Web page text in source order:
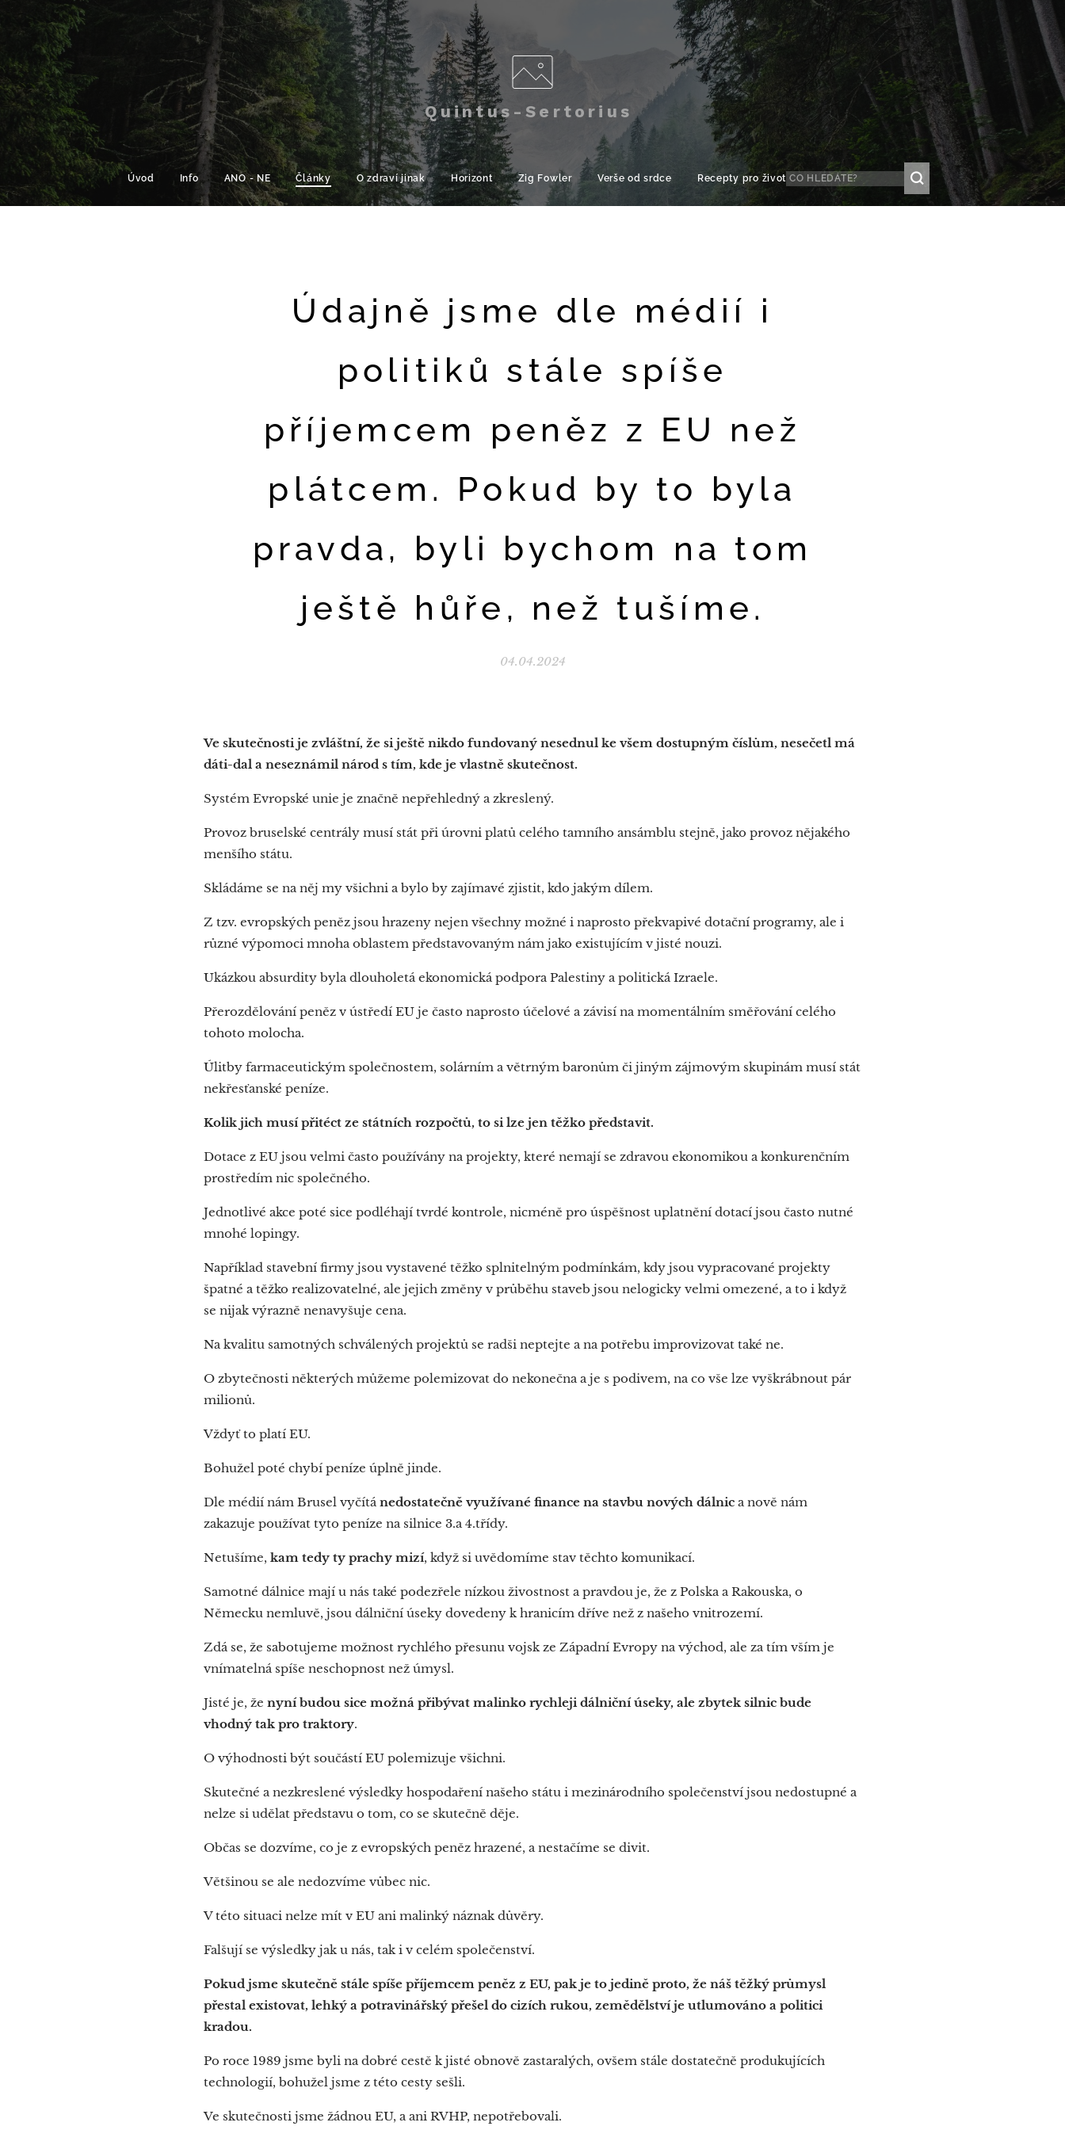
Quintus-Sertorius
Úvod Info ANO - NE Články O zdraví jinak Horizont Zig Fowler Verše od srdce Recepty pro život
Údajně jsme dle médií i
politiků stále spíše
příjemcem peněz z EU než
plátcem. Pokud by to byla
pravda, byli bychom na tom
ještě hůře, než tušíme.
04.04.2024
Ve skutečnosti je zvláštní, že si ještě nikdo fundovaný nesednul ke všem dostupným číslům, nesečetl má
dáti-dal a neseznámil národ s tím, kde je vlastně skutečnost.
Systém Evropské unie je značně nepřehledný a zkreslený.
Provoz bruselské centrály musí stát při úrovni platů celého tamního ansámblu stejně, jako provoz nějakého
menšího státu.
Skládáme se na něj my všichni a bylo by zajímavé zjistit, kdo jakým dílem.
Z tzv. evropských peněz jsou hrazeny nejen všechny možné i naprosto překvapivé dotační programy, ale i
různé výpomoci mnoha oblastem představovaným nám jako existujícím v jisté nouzi.
Ukázkou absurdity byla dlouholetá ekonomická podpora Palestiny a politická Izraele.
Přerozdělování peněz v ústředí EU je často naprosto účelové a závisí na momentálním směřování celého
tohoto molocha.
Úlitby farmaceutickým společnostem, solárním a větrným baronům či jiným zájmovým skupinám musí stát
nekřesťanské peníze.
Kolik jich musí přitéct ze státních rozpočtů, to si lze jen těžko představit.
Dotace z EU jsou velmi často používány na projekty, které nemají se zdravou ekonomikou a konkurenčním
prostředím nic společného.
Jednotlivé akce poté sice podléhají tvrdé kontrole, nicméně pro úspěšnost uplatnění dotací jsou často nutné
mnohé lopingy.
Například stavební firmy jsou vystavené těžko splnitelným podmínkám, kdy jsou vypracované projekty
špatné a těžko realizovatelné, ale jejich změny v průběhu staveb jsou nelogicky velmi omezené, a to i když
se nijak výrazně nenavyšuje cena.
Na kvalitu samotných schválených projektů se radši neptejte a na potřebu improvizovat také ne.
O zbytečnosti některých můžeme polemizovat do nekonečna a je s podivem, na co vše lze vyškrábnout pár
milionů.
Vždyť to platí EU.
Bohužel poté chybí peníze úplně jinde.
Dle médií nám Brusel vyčítánedostatečně využívané finance na stavbu nových dálnic a nově nám
zakazuje používat tyto peníze na silnice 3.a 4.třídy.
Netušíme, kam tedy ty prachy mizí, když si uvědomíme stav těchto komunikací.
Samotné dálnice mají u nás také podezřele nízkou živostnost a pravdou je, že z Polska a Rakouska, o
Německu nemluvě, jsou dálniční úseky dovedeny k hranicím dříve než z našeho vnitrozemí.
Zdá se, že sabotujeme možnost rychlého přesunu vojsk ze Západní Evropy na východ, ale za tím vším je
vnímatelná spíše neschopnost než úmysl.
Jisté je, že nyní budou sice možná přibývat malinko rychleji dálniční úseky, ale zbytek silnic bude
vhodný tak pro traktory.
O výhodnosti být součástí EU polemizuje všichni.
Skutečné a nezkreslené výsledky hospodaření našeho státu i mezinárodního společenství jsou nedostupné a
nelze si udělat představu o tom, co se skutečně děje.
Občas se dozvíme, co je z evropských peněz hrazené, a nestačíme se divit.
Většinou se ale nedozvíme vůbec nic.
V této situaci nelze mít v EU ani malinký náznak důvěry.
Falšují se výsledky jak u nás, tak i v celém společenství.
Pokud jsme skutečně stále spíše příjemcem peněz z EU, pak je to jedině proto, že náš těžký průmysl
přestal existovat, lehký a potravinářský přešel do cizích rukou, zemědělství je utlumováno a politici
kradou.
Po roce 1989 jsme byli na dobré cestě k jisté obnově zastaralých, ovšem stále dostatečně produkujících
technologií, bohužel jsme z této cesty sešli.
Ve skutečnosti jsme žádnou EU, a ani RVHP, nepotřebovali.